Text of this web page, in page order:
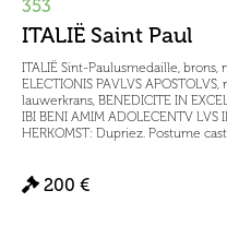
353
ITALIË Saint Paul
ITALIË Sint-Paulusmedaille, brons,
ELECTIONIS PAVLVS
lauwerkrans, BENEDICITE IN
IBI BENI AMIM ADOLECENTV LVS
HERKOMST: Dupriez. Postume
200 €